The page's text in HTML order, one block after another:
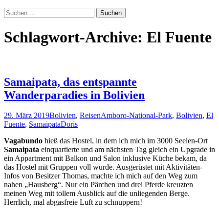
Suchen
nach:
Schlagwort-Archive: El Fuente
Samaipata, das entspannte
Wanderparadies in Bolivien
29. März 2019Bolivien, ReisenAmboro-National-Park, Bolivien, El
Fuente, SamaipataDoris
Vagabundo hieß das Hostel, in dem ich mich im 3000 Seelen-Ort
Samaipata einquartierte und am nächsten Tag gleich ein Upgrade in
ein Appartment mit Balkon und Salon inklusive Küche bekam, da
das Hostel mit Gruppen voll wurde. Ausgerüstet mit Aktivitäten-
Infos von Besitzer Thomas, machte ich mich auf den Weg zum
nahen „Hausberg“. Nur ein Pärchen und drei Pferde kreuzten
meinen Weg mit tollem Ausblick auf die unliegenden Berge.
Herrlich, mal abgasfreie Luft zu schnuppern!